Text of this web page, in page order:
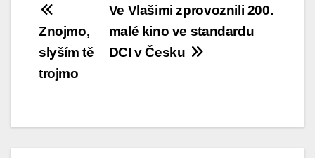
Navigace
pro
příspěvek
Ve Vlašimi zprovoznili 200.
malé kino ve standardu
DCI v Česku
Znojmo,
slyším tě
trojmo